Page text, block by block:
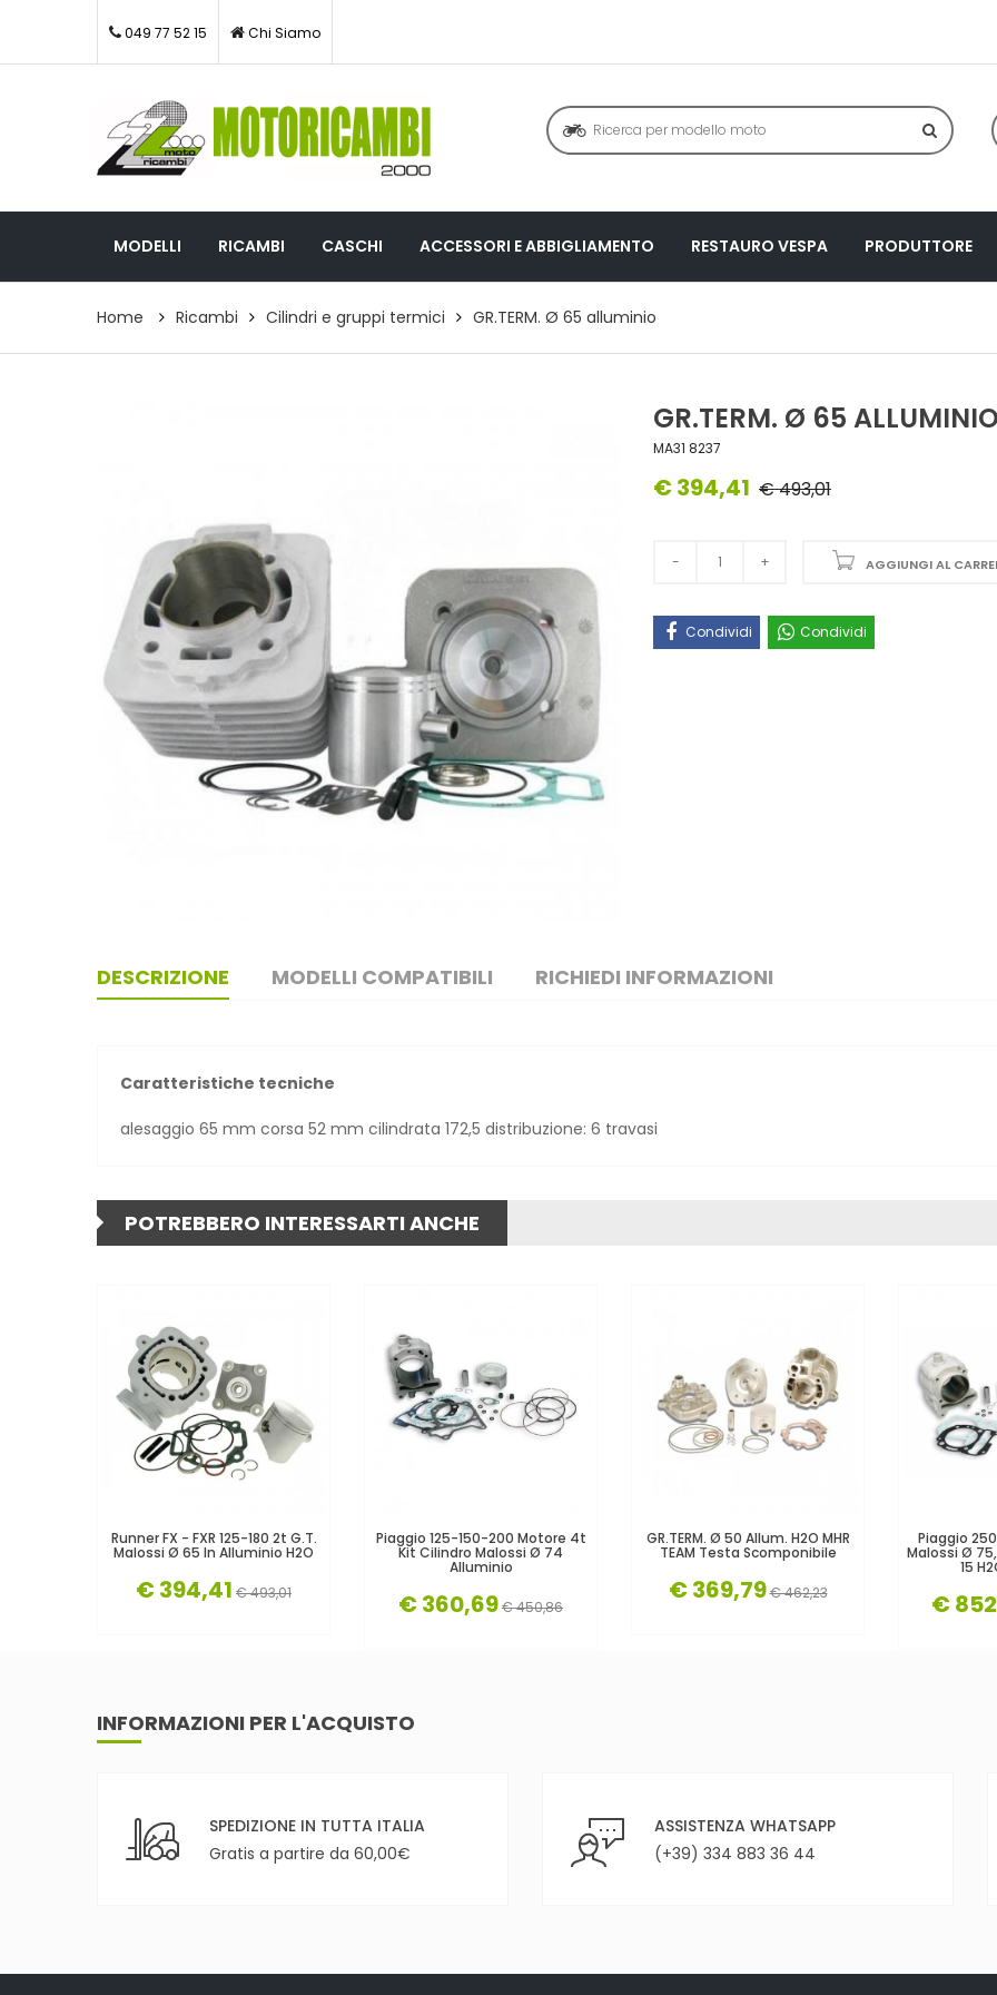
049 77 52 15 Chi Siamo
MODELLI RICAMBI CASCHI ACCESSORI E ABBIGLIAMENTO RESTAURO VESPA PRODUTTORE
Home Ricambi Cilindri e gruppi termici GR.TERM. Ø 65 alluminio
GR.TERM. Ø 65
MA31 8237
€ 394,41 € 493,01
AGGIUNGI AL
Condividi Condividi
DESCRIZIONE MODELLI COMPATIBILI RICHIEDI INFORMAZIONI
Caratteristiche tecniche
alesaggio 65 mm corsa 52 mm cilindrata 172,5 distribuzione: 6 travasi
POTREBBERO INTERESSARTI ANCHE
Runner FX - FXR 125-180 2t G.T.
Malossi Ø 65 In Alluminio H2O
€ 394,41 € 493,01
Piaggio 125-150-200 Motore 4t
Kit Cilindro Malossi Ø 74
Alluminio
€ 360,69€ 450,86
GR.TERM. Ø 50 Allum. H2O MHR
TEAM Testa Scomponibile
€ 369,79€ 462,23
Piaggio
Malossi Ø
15
€
INFORMAZIONI PER L'ACQUISTO
SPEDIZIONE IN TUTTA ITALIA
Gratis a partire da 60,00€
ASSISTENZA WHATSAPP
(+39) 334 883 36 44